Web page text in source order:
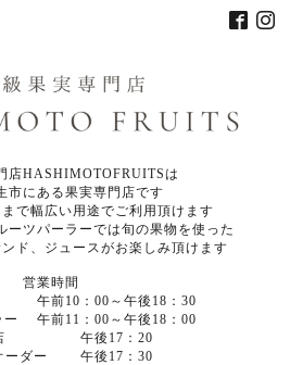
店HASHIMOTOFRUITSは
市にある果実専門店です
で幅広い用途でご利用頂けます
ーツパーラーでは旬の果物を使った
ド、ジュースがお楽しみ頂けます
営業時間
前10：00～午後18：30
ー 午前11：00～午後18：00
店 午後17：20
ーダー 午後17：30